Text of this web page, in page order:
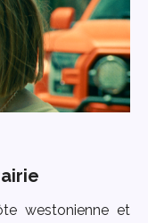
westonienne et